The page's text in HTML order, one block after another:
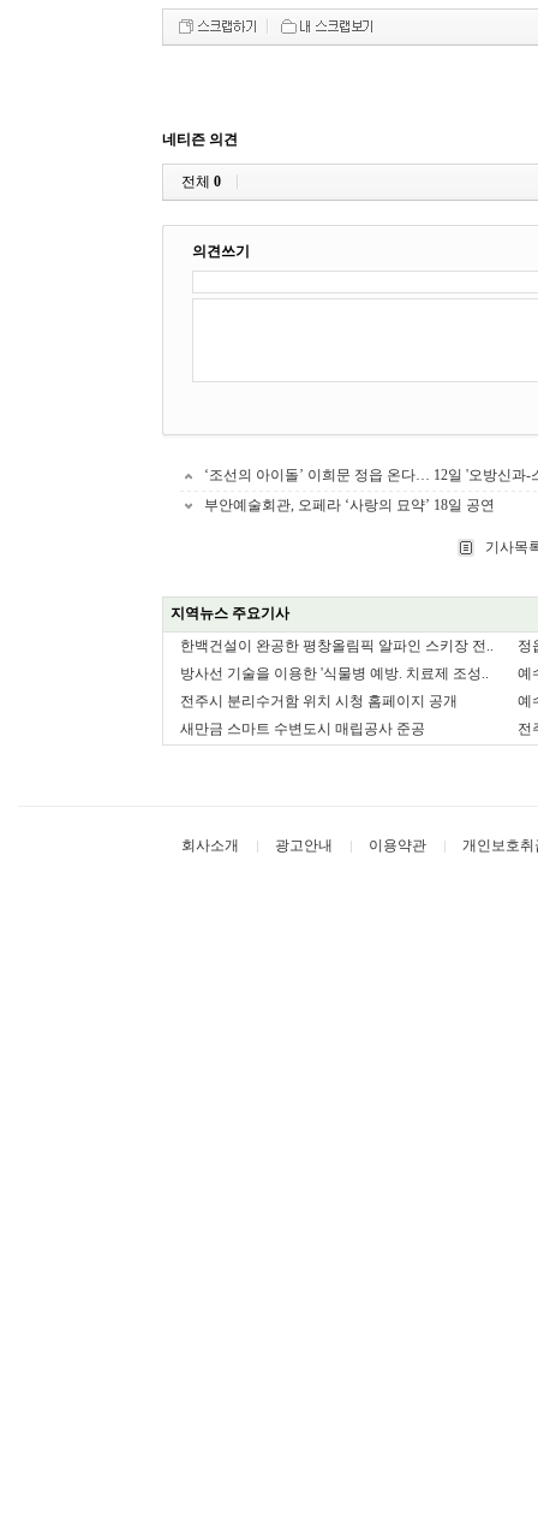
네티즌 의견
전체 0
의견쓰기
‘조선의 아이돌’ 이희문 정읍 온다… 12일 '오방신과-
부안예술회관, 오페라 ‘사랑의 묘약’ 18일 공연
기사목
지역뉴스 주요기사
한백건설이 완공한 평창올림픽 알파인 스키장 전..
정
방사선 기술을 이용한 '식물병 예방. 치료제 조성..
예
전주시 분리수거함 위치 시청 홈페이지 공개
예
새만금 스마트 수변도시 매립공사 준공
전
회사소개 광고안내 이용약관 개인보호취